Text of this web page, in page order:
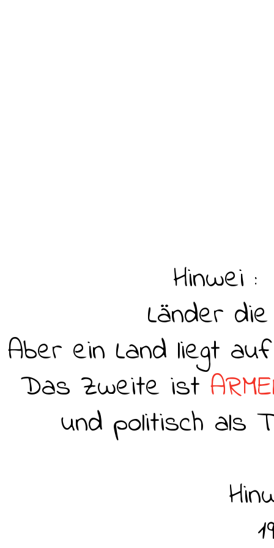
Hinwei
Länder
Aber ein Land liegt
Das Zweite ist
und politisch als